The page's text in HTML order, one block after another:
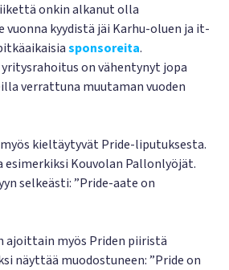
onkin alkanut olla
vuonna kyydistä jäi Karhu-oluen ja it-
sponsoreita.
yritysrahoitus on vähentynyt jopa
verrattuna muutaman vuoden
kieltäytyvät Pride-liputuksesta.
esimerkiksi Kouvolan Pallonlyöjät.
selkeästi: ”Pride-aate on
ajoittain myös Priden piiristä
näyttää muodostuneen: ”Pride on